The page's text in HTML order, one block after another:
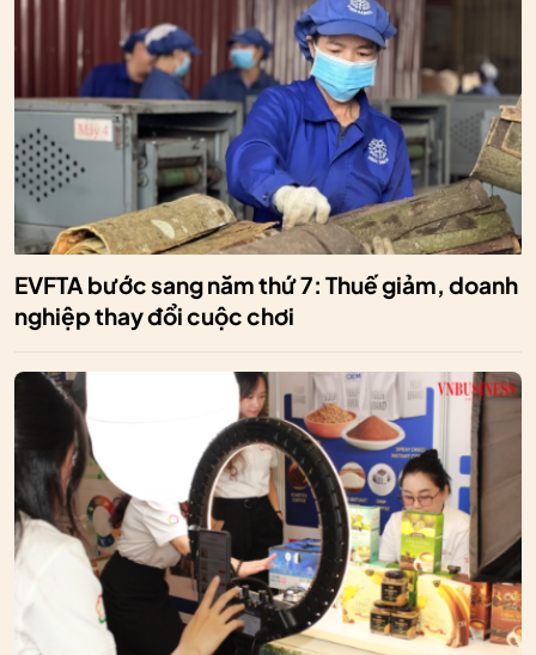
EVFTA bước sang năm thứ 7: Thuế giảm, doanh
nghiệp thay đổi cuộc chơi